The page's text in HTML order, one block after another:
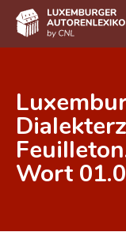
DE FR
Home
Autor(inn)en A-Z
Wort